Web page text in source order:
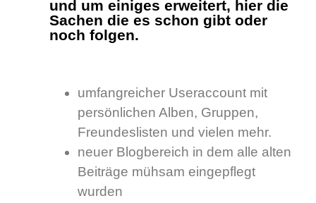
und um einiges erweitert, hier die
Sachen die es schon gibt oder
noch folgen.
umfangreicher Useraccount mit
persönlichen Alben, Gruppen,
Freundeslisten und vielen mehr.
neuer Blogbereich in dem alle alten
Beiträge mühsam eingepflegt
wurden